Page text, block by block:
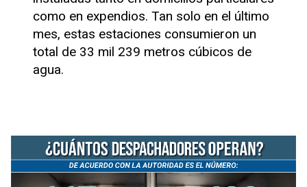
como en expendios. Tan solo en el último
mes, estas estaciones consumieron un
total de 33 mil 239 metros cúbicos de
agua.